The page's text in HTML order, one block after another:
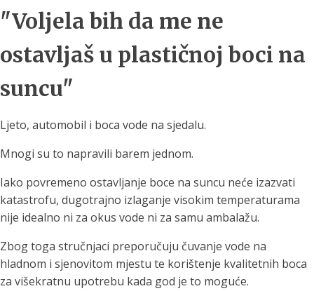
"Voljela bih da me ne
ostavljaš u plastičnoj boci na
suncu"
Ljeto, automobil i boca vode na sjedalu.
Mnogi su to napravili barem jednom.
Iako povremeno ostavljanje boce na suncu neće izazvati
katastrofu, dugotrajno izlaganje visokim temperaturama
nije idealno ni za okus vode ni za samu ambalažu.
Zbog toga stručnjaci preporučuju čuvanje vode na
hladnom i sjenovitom mjestu te korištenje kvalitetnih boca
za višekratnu upotrebu kada god je to moguće.